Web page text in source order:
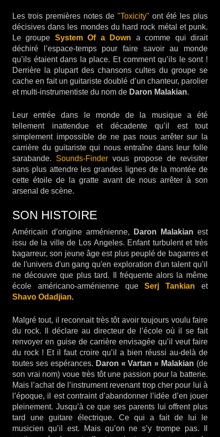
Les trois premières notes de "Toxicity" ont été les plus
décisives dans les mondes du hard rock métal et punk.
Le groupe System Of a Down a comme qui dirait
déchiré l’espace-temps pour faire savoir au monde
qu’ils étaient dans la place. Et comment qu’ils le sont !
Derrière la plupart des chansons cultes du groupe se
cache en fait un guitariste doublé d’un chanteur, parolier
et multi-instrumentiste du nom de Daron Malakian.
Leur entrée dans le monde de la musique a été
tellement inattendue et décadente qu’il est tout
simplement impossible de ne pas nous arrêter sur la
carrière du guitariste qui nous entraîne dans leur folle
sarabande. Sounds-Finder vous propose de revisiter
sans plus attendre les grandes lignes de la montée de
cette étoile de la gratte avant de nous arrêter à son
arsenal de scène.
SON HISTOIRE
Américain d’origine arménienne, Daron Malakian est
issu de la ville de Los Angeles. Enfant turbulent et très
bagarreur, son jeune âge est plus peuplé de bagarres et
de l'univers d'un gang qu'en exploration d'un talent qu’il
ne découvre que plus tard. Il fréquente alors la même
école américano-arménienne queSerj Tankianet
Shavo Odadjian.
Malgré tout, il reconnait très tôt avoir toujours voulu faire
du rock. Il déclare au directeur de l’école où il se fait
renvoyer en guise de carrière envisagée qu’il veut faire
du rock ! Et il faut croire qu’il a bien réussi au-delà de
toutes ses espérances. Daron « Vartan » Malakian (de
son vrai nom) voue très tôt une passion pour la batterie.
Mais l’achat de l’instrument revenant trop cher pour lui à
l’époque, il est contraint d’abandonner l’idée d’en jouer
pleinement. Jusqu’à ce que ses parents lui offrent plus
tard une guitare électrique. Ce qui a fait de lui le
musicien qu’il est. Mais qu’on ne s’y trompe pas. Il